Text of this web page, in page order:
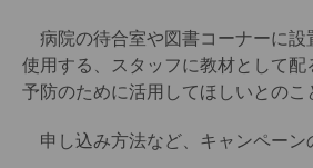
病院の待合室や図書コーナーに設
使用する、スタッフに教材として配
予防のために活用してほしいとのこ
申し込み方法など、キャンペーン